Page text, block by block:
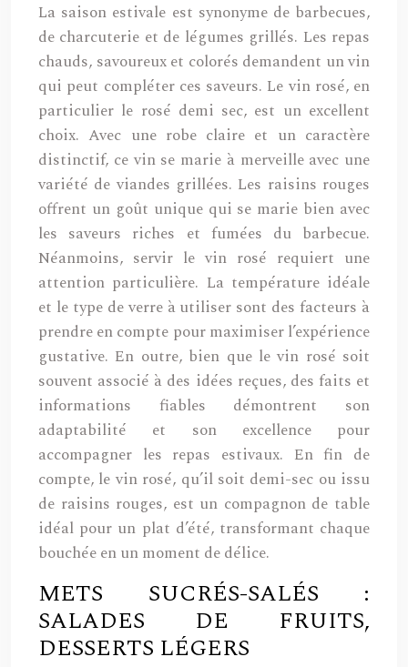
La saison estivale est synonyme de barbecues,
de charcuterie et de légumes grillés. Les repas
chauds, savoureux et colorés demandent un vin
qui peut compléter ces saveurs. Le vin rosé, en
particulier le rosé demi sec, est un excellent
choix. Avec une robe claire et un caractère
distinctif, ce vin se marie à merveille avec une
variété de viandes grillées. Les raisins rouges
offrent un goût unique qui se marie bien avec
les saveurs riches et fumées du barbecue.
Néanmoins, servir le vin rosé requiert une
attention particulière. La température idéale
et le type de verre à utiliser sont des facteurs à
prendre en compte pour maximiser l’expérience
gustative. En outre, bien que le vin rosé soit
souvent associé à des idées reçues, des faits et
informations fiables démontrent son
adaptabilité et son excellence pour
accompagner les repas estivaux. En fin de
compte, le vin rosé, qu’il soit demi-sec ou issu
de raisins rouges, est un compagnon de table
idéal pour un plat d’été, transformant chaque
bouchée en un moment de délice.
METS SUCRÉS-SALÉS :
SALADES DE FRUITS,
DESSERTS LÉGERS